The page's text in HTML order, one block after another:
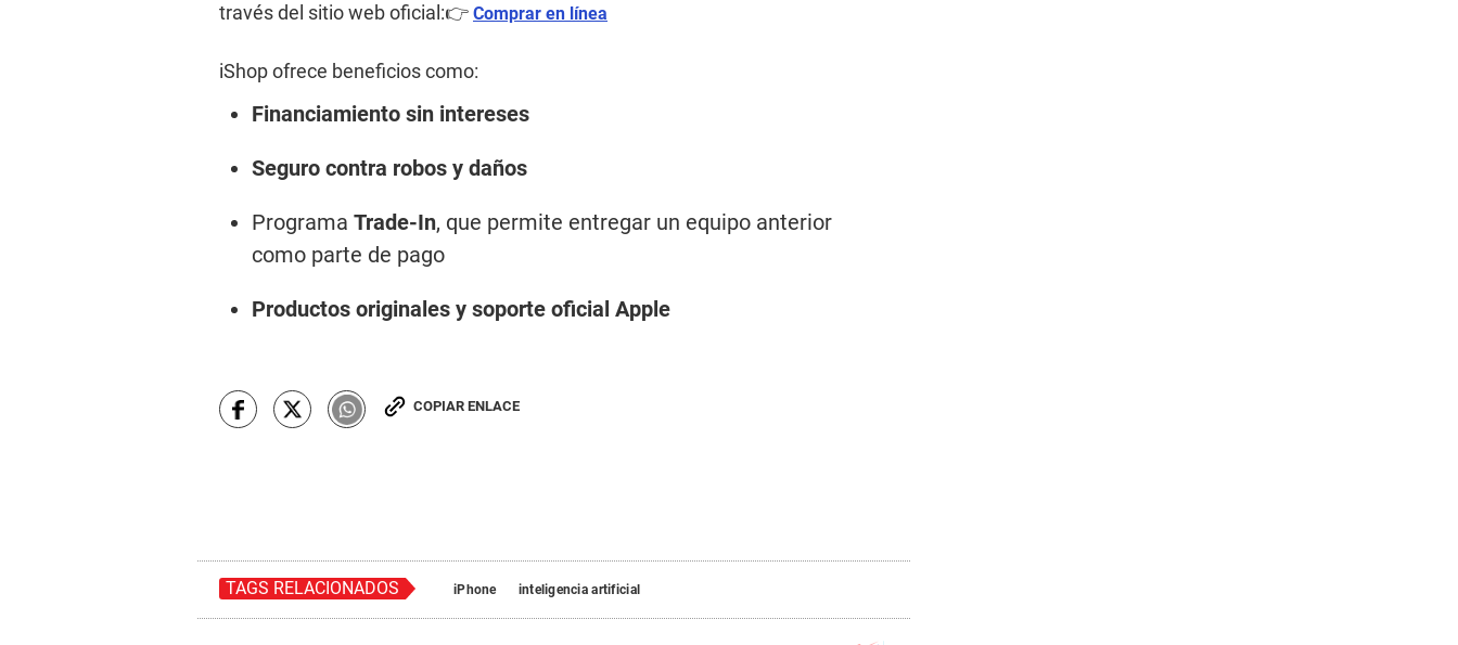
través del sitio web oficial:👉 Comprar en línea
iShop ofrece beneficios como:
Financiamiento sin intereses
Seguro contra robos y daños
Programa Trade-In, que permite entregar un equipo anterior
como parte de pago
Productos originales y soporte oficial Apple
COPIAR ENLACE
TAGS RELACIONADOS iPhone inteligencia artificial